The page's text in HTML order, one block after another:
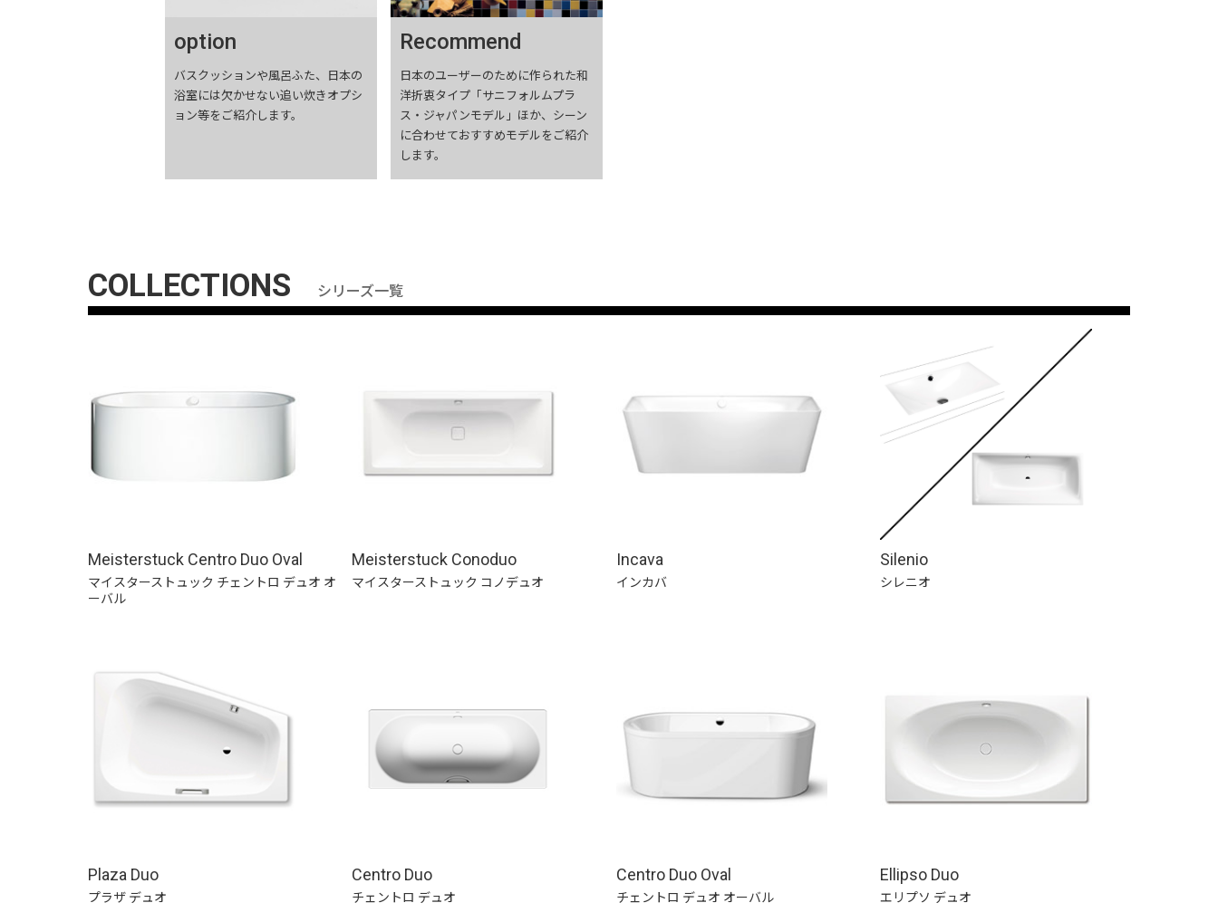
option
バスクッションや風呂ふた、日本の
浴室には欠かせない追い炊きオプシ
ョン等をご紹介します。
Recommend
日本のユーザーのために作られた和
洋折衷タイプ「サニフォルムプラ
ス・ジャパンモデル」ほか、シーン
に合わせておすすめモデルをご紹介
します。
COLLECTIONS シリーズ一覧
Meisterstuck Centro Duo Oval
マイスターストュック チェントロ デュオ オ
ーバル
Meisterstuck Conoduo
マイスターストュック コノデュオ
Incava
インカバ
Silenio
シレニオ
Plaza Duo
プラザ デュオ
Centro Duo
チェントロ デュオ
Centro Duo Oval
チェントロ デュオ オーバル
Ellipso Duo
エリプソ デュオ